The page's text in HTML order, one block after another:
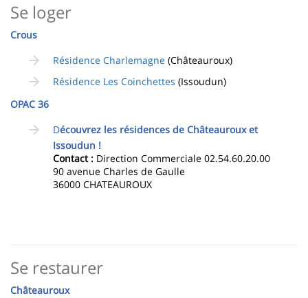
Se loger
Crous
Résidence Charlemagne (Châteauroux)
Résidence Les Coinchettes (Issoudun)
OPAC 36
Découvrez les résidences de Châteauroux et
Issoudun !
Contact : Direction Commerciale 02.54.60.20.00
90 avenue Charles de Gaulle
36000 CHATEAUROUX
Se restaurer
Châteauroux